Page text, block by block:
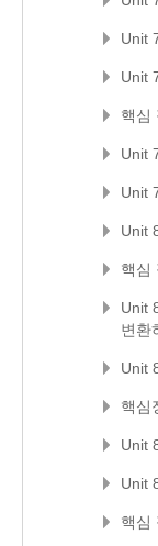
Unit
Unit
핵심
Unit
Unit
Unit
핵심
Unit
변환
Unit
핵심
Unit
Unit
핵심